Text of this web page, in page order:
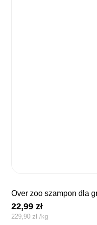
over zoo szampon dla
22,99zł
229,90zł /kg